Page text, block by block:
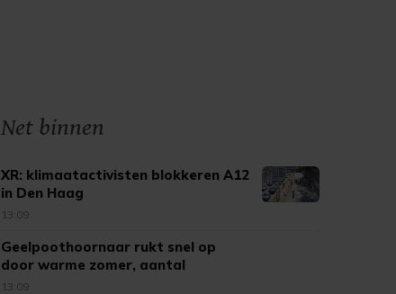
Net binnen
XR: klimaatactivisten blokkeren A12
in Den Haag
13:09
Geelpoothoornaar rukt snel op
door warme zomer, aantal
meldingen neemt toe
13:09